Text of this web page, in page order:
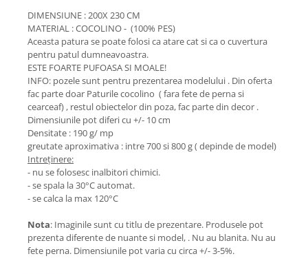
DIMENSIUNE : 200X 230 CM
MATERIAL : COCOLINO - (100% PES)
Aceasta patura se poate folosi ca atare cat si ca o cuvertura
pentru patul dumneavoastra.
ESTE FOARTE PUFOASA SI MOALE!
INFO: pozele sunt pentru prezentarea modelului . Din oferta
fac parte doar Paturile cocolino ( fara fete de perna si
cearceaf) , restul obiectelor din poza, fac parte din decor .
Dimensiunile pot diferi cu +/- 10 cm
Densitate : 190 g/ mp
greutate aproximativa : intre 700 si 800 g ( depinde de model)
Intreținere:
- nu se folosesc inalbitori chimici.
- se spala la 30°C automat.
- se calca la max 120°C
Nota: Imaginile sunt cu titlu de prezentare. Produsele pot
prezenta diferente de nuante si model, . Nu au blanita. Nu au
fete perna. Dimensiunile pot varia cu circa +/- 3-5%.